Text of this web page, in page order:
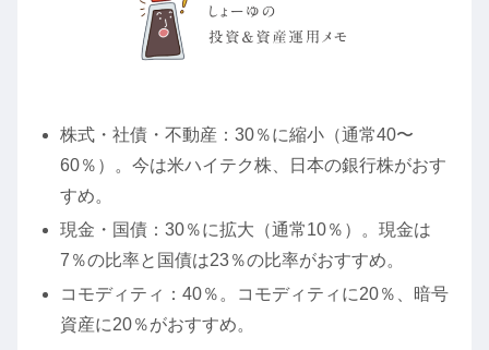
株式・社債・不動産：30％に縮小（通常40〜
60％）。今は米ハイテク株、日本の銀行株がおす
すめ。
現金・国債：30％に拡大（通常10％）。現金は
7％の比率と国債は23％の比率がおすすめ。
コモディティ：40％。コモディティに20％、暗号
資産に20％がおすすめ。